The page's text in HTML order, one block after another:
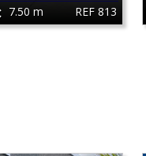
REF 813
7.50 m